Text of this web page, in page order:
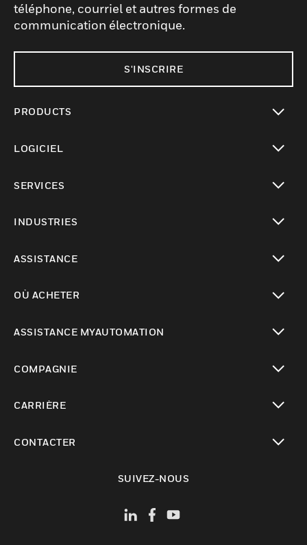
téléphone, courriel et autres formes de
communication électronique.
S'INSCRIRE
PRODUCTS
LOGICIEL
SERVICES
INDUSTRIES
ASSISTANCE
OÙ ACHETER
ASSISTANCE MYAUTOMATION
COMPAGNIE
CARRIÈRE
CONTACTER
SUIVEZ-NOUS